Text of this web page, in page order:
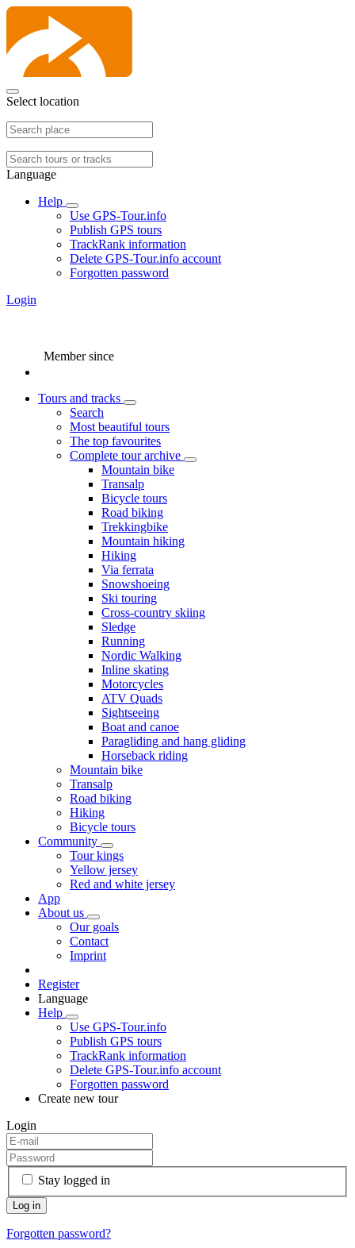
Select location
Language
Help
Use GPS-Tour.info
Publish GPS tours
TrackRank information
Delete GPS-Tour.info account
Forgotten password
Login
Member since
Tours and tracks
Search
Most beautiful tours
The top favourites
Complete tour archive
Mountain bike
Transalp
Bicycle tours
Road biking
Trekkingbike
Mountain hiking
Hiking
Via ferrata
Snowshoeing
Ski touring
Cross-country skiing
Sledge
Running
Nordic Walking
Inline skating
Motorcycles
ATV Quads
Sightseeing
Boat and canoe
Paragliding and hang gliding
Horseback riding
Mountain bike
Transalp
Road biking
Hiking
Bicycle tours
Community
Tour kings
Yellow jersey
Red and white jersey
App
About us
Our goals
Contact
Imprint
Register
Language
Help
Use GPS-Tour.info
Publish GPS tours
TrackRank information
Delete GPS-Tour.info account
Forgotten password
Create new tour
Login
Stay logged in
Forgotten password?